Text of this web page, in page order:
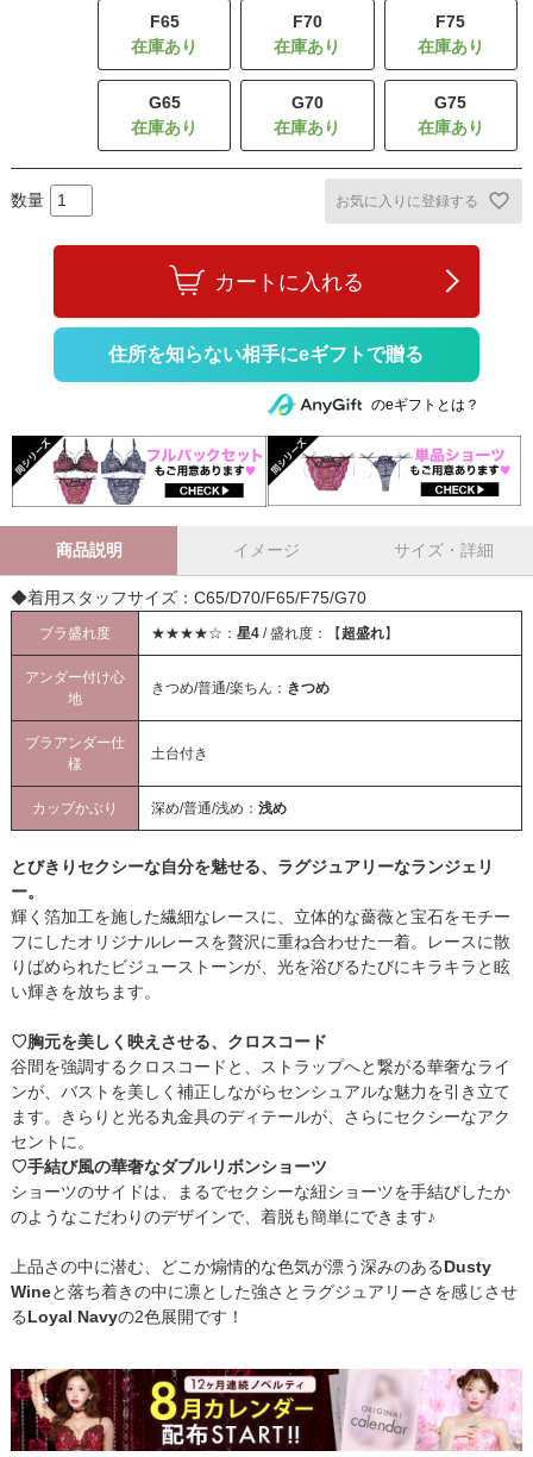
F65 F70 F75
G65 G70 G75
お気に入りに登録する
カートに入れる
住所を知らない相手にeギフトで贈る
のeギフトとは？
商品説明 イメージ サイズ・詳細
◆着用スタッフサイズ：C65/D70/F65/F75/G70
ブラ盛れ度 ★★★★☆： 星4/ 盛れ度：【超盛れ】
アンダー付け心
地
きつめ/普通/楽ちん： きつめ
ブラアンダー仕
様
土台付き
カップかぶり 深め/普通/浅め： 浅め
とびきりセクシーな自分を魅せる、ラグジュアリーなランジェリ
ー。
輝く箔加工を施した繊細なレースに、立体的な薔薇と宝石をモチー
フにしたオリジナルレースを贅沢に重ね合わせた一着。レースに散
りばめられたビジューストーンが、光を浴びるたびにキラキラと眩
い輝きを放ちます。
♡胸元を美しく映えさせる、クロスコード
谷間を強調するクロスコードと、ストラップへと繋がる華奢なライ
ンが、バストを美しく補正しながらセンシュアルな魅力を引き立て
ます。きらりと光る丸金具のディテールが、さらにセクシーなアク
セントに。
♡手結び風の華奢なダブルリボンショーツ
ショーツのサイドは、まるでセクシーな紐ショーツを手結びしたか
のようなこだわりのデザインで、着脱も簡単にできます♪
上品さの中に潜む、どこか煽情的な色気が漂う深みのあるDusty
Wineと落ち着きの中に凛とした強さとラグジュアリーさを感じさせ
るLoyal Navyの2色展開です！